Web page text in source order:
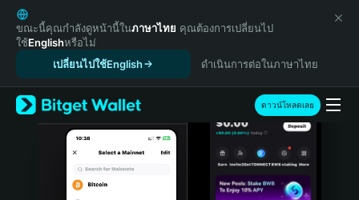
English
日本語
Tiếng Việt
Español (Latinoamérica)
Türkçe
Italiano
ขณะนี้คุณกำลังดูหน้านี้ในภาษาไทย คุณต้องการเปลี่ยนไป
ใช้Englishหรือไม่
เปลี่ยนไปใช้English
ดำเนินการต่อในภาษาไทย
ดาวน์โหลดเลย